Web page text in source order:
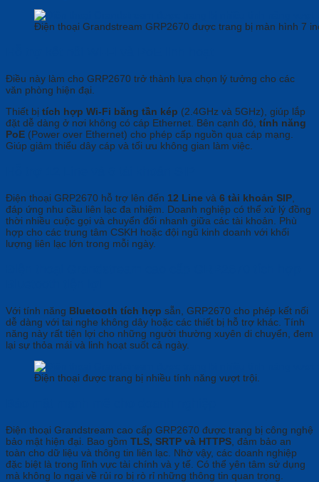
Điện thoại Grandstream GRP2670 được trang bị màn hình 7
Điều này làm cho GRP2670 trở thành lựa chọn lý tưởng cho các
văn phòng hiện đại.
Thiết bị tích hợp Wi-Fi băng tần kép (2.4GHz và 5GHz), giúp lắp
đặt dễ dàng ở nơi không có cáp Ethernet. Bên cạnh đó, tính năng
PoE (Power over Ethernet) cho phép cấp nguồn qua cáp mạng.
Giúp giảm thiểu dây cáp và tối ưu không gian làm việc.
Điện thoại GRP2670 hỗ trợ lên đến 12 Line và 6 tài khoản SIP
đáp ứng nhu cầu liên lạc đa nhiệm. Doanh nghiệp có thể xử lý đồng
thời nhiều cuộc gọi và chuyển đổi nhanh giữa các tài khoản. Phù
hợp cho các trung tâm CSKH hoặc đội ngũ kinh doanh với khối
lượng liên lạc lớn trong mỗi ngày.
Với tính năng Bluetooth tích hợp sẵn, GRP2670 cho phép kết nối
dễ dàng với tai nghe không dây hoặc các thiết bị hỗ trợ khác. Tính
năng này rất tiện lợi cho những người thường xuyên di chuyển, đem
lại sự thỏa mái và linh hoạt suốt cả ngày.
Điện thoại được trang bị nhiều tính năng vượt trội.
Điện thoại Grandstream cao cấp GRP2670 được trang bị công nghệ
bảo mật hiện đại. Bao gồm TLS, SRTP và HTTPS , đảm bảo an
toàn cho dữ liệu và thông tin liên lạc. Nhờ vậy, các doanh nghiệp
đặc biệt là trong lĩnh vực tài chính và y tế. Có thể yên tâm sử dụng
mà không lo ngại về rủi ro bị rò rỉ những thông tin quan trọng.